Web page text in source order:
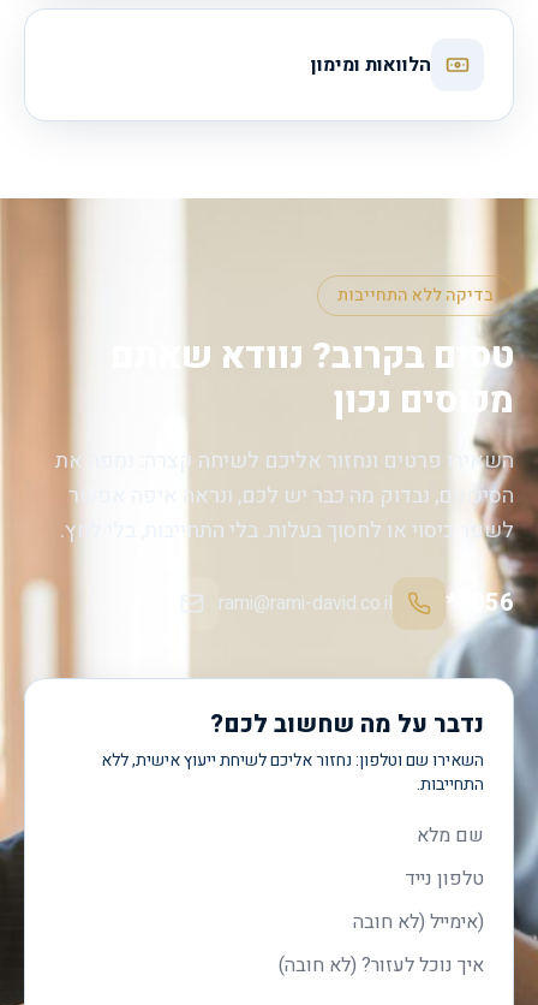
הלוואות ומימון
בדיקה ללא התחייבות
טסים בקרוב? נוודא שאתם
מכוסים נכון
השאירו פרטים ונחזור אליכם לשיחה קצרה: נמפה את
הסיכונים, נבדוק מה כבר יש לכם, ונראה איפה אפשר
לשפר כיסוי או לחסוך בעלות. בלי התחייבות, בלי לחץ.
*2056
rami@rami-david.co.il
נדבר על מה שחשוב לכם?
השאירו שם וטלפון: נחזור אליכם לשיחת ייעוץ אישית, ללא
התחייבות.
שם מלא
טלפון
אימייל
איך נוכל לעזור?